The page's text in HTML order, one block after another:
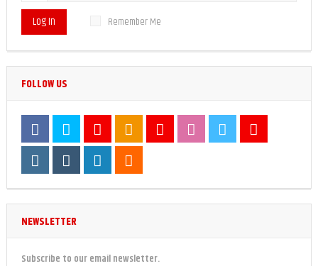
Log In Remember Me
FOLLOW US
NEWSLETTER
Subscribe to our email newsletter.